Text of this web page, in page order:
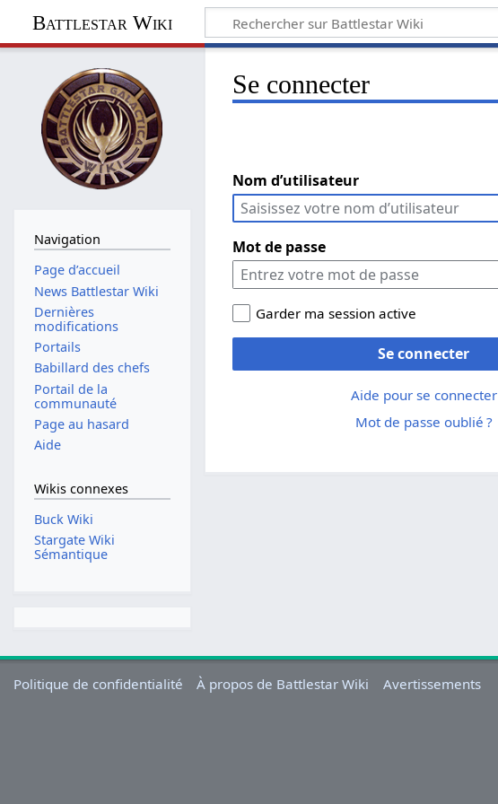
Battlestar Wiki
Se connecter
Nom d’utilisateur
Mot de passe
Garder ma session active
Se connecter
Aide pour se connecter
Mot de passe oublié ?
Navigation
Page d’accueil
News Battlestar Wiki
Dernières
modifications
Portails
Babillard des chefs
Portail de la
communauté
Page au hasard
Aide
Wikis connexes
Buck Wiki
Stargate Wiki
Sémantique
Politique de confidentialité À propos de Battlestar Wiki Avertissements